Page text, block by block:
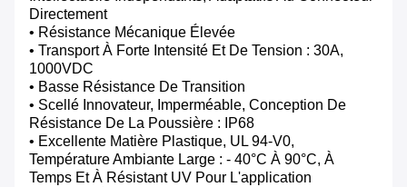
Directement
• Résistance Mécanique Élevée
• Transport À Forte Intensité Et De Tension : 30A,
1000VDC
• Basse Résistance De Transition
• Scellé Innovateur, Imperméable, Conception De
Résistance De La Poussière : IP68
• Excellente Matière Plastique, UL 94-V0,
Température Ambiante Large : - 40°c À 90°c, À
Temps Et À Résistant UV Pour L'application